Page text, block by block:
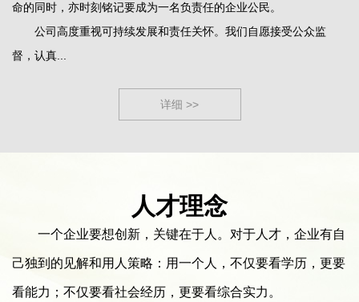
命的同时，亦时刻铭记要成为一名负责任的企业公民。
公司高度重视可持续发展和责任关怀。我们自愿接受公众监
督，认真...
详细 >>
人才理念
一个企业要想创新，关键在于人。对于人才，企业有自
己独到的见解和用人策略：用一个人，不仅要看学历，更要
看能力；不仅要看社会经历，更要看综合实力。